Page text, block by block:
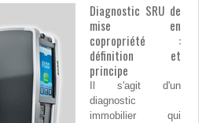
Diagnostic SRU de
mise en
copropriété :
définition et
principe
Il s'agit d'un
diagnostic
immobilier qui